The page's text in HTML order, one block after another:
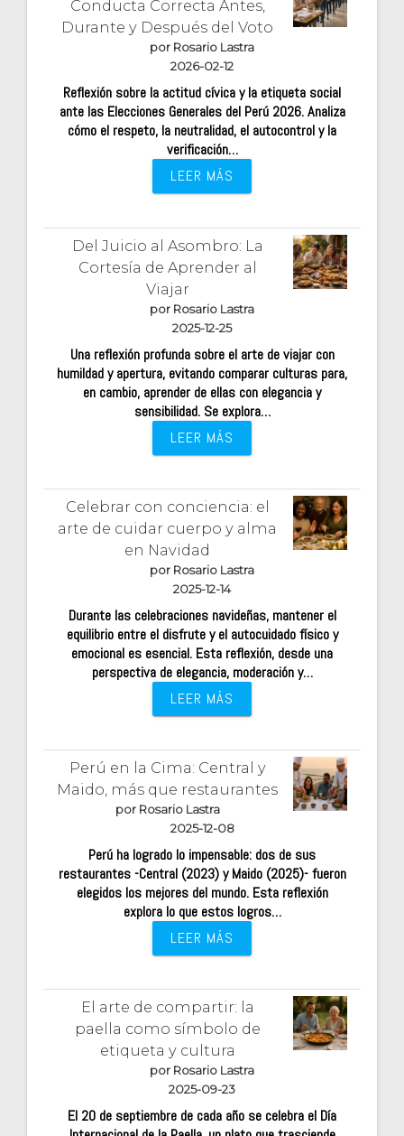
Conducta Correcta Antes,
Durante y Después del Voto
por Rosario Lastra
2026-02-12
Reflexión sobre la actitud cívica y la etiqueta social
ante las Elecciones Generales del Perú 2026. Analiza
cómo el respeto, la neutralidad, el autocontrol y la
verificación…
LEER MÁS
Del Juicio al Asombro: La
Cortesía de Aprender al
Viajar
por Rosario Lastra
2025-12-25
Una reflexión profunda sobre el arte de viajar con
humildad y apertura, evitando comparar culturas para,
en cambio, aprender de ellas con elegancia y
sensibilidad. Se explora…
LEER MÁS
Celebrar con conciencia: el
arte de cuidar cuerpo y alma
en Navidad
por Rosario Lastra
2025-12-14
Durante las celebraciones navideñas, mantener el
equilibrio entre el disfrute y el autocuidado físico y
emocional es esencial. Esta reflexión, desde una
perspectiva de elegancia, moderación y…
LEER MÁS
Perú en la Cima: Central y
Maido, más que restaurantes
por Rosario Lastra
2025-12-08
Perú ha logrado lo impensable: dos de sus
restaurantes -Central (2023) y Maido (2025)- fueron
elegidos los mejores del mundo. Esta reflexión
explora lo que estos logros…
LEER MÁS
El arte de compartir: la
paella como símbolo de
etiqueta y cultura
por Rosario Lastra
2025-09-23
El 20 de septiembre de cada año se celebra el Día